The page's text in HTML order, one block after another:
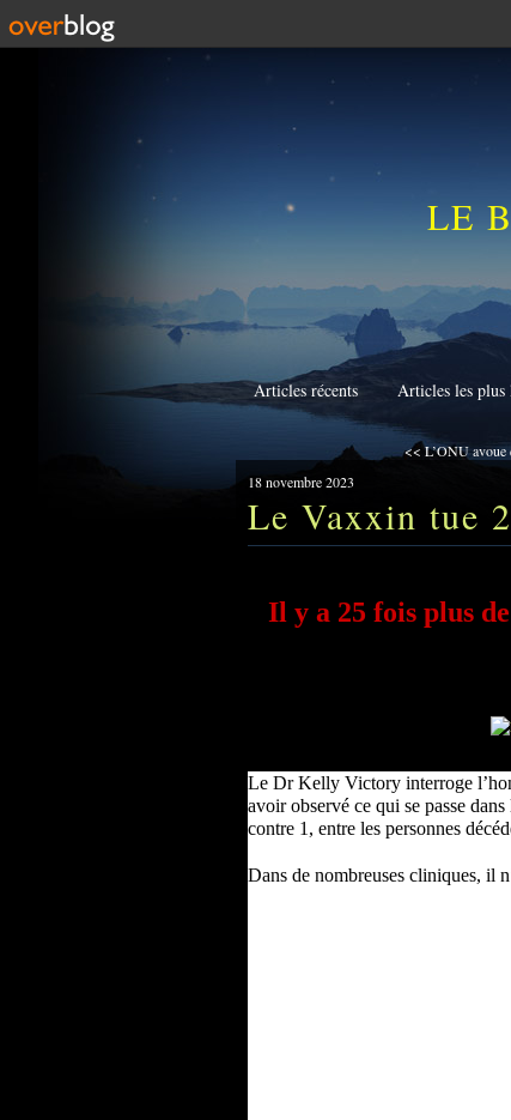
LE
Articles récents Articles les plus
<< L’ONU avoue
18 novembre 2023
Le Vaxxin tue
Il y a 25 fois plus
Le Dr Kelly Victory interroge
avoir observé ce qui se passe
contre 1, entre les personnes
Dans de nombreuses cliniques, il